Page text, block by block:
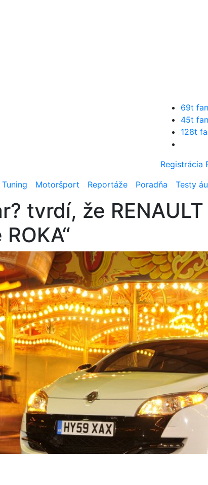
69t
45t
128t
Registrácia
Tuning Motoršport Reportáže Poradňa Testy
tvrdí, že RENAULT